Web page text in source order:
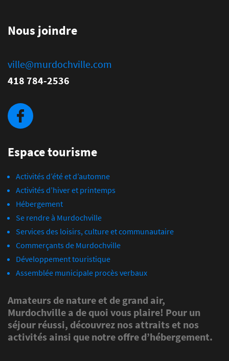
Nous joindre
ville@murdochville.com
418 784-2536
Espace tourisme
Activités d’été et d’automne
Activités d’hiver et printemps
Hébergement
Se rendre à Murdochville
Services des loisirs, culture et communautaire
Commerçants de Murdochville
Développement touristique
Assemblée municipale procès verbaux
Amateurs de nature et de grand air,
Murdochville a de quoi vous plaire! Pour un
séjour réussi, découvrez nos attraits et nos
activités ainsi que notre offre d’hébergement.